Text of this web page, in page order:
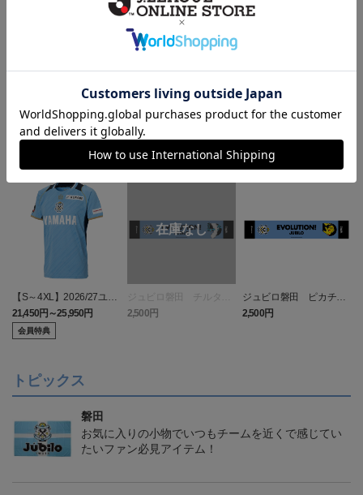
ヘルプページ
ランキング
【S～4XL】2026/27ユニ
フォーム オーセンティッ
クモデル:FP1st
21,450円～25,950円
会員特典
ジュビロ磐田 チルタリ
ス タオルマフラー
2,500円
NEW
ジュビロ磐田 ピカチュ
ウ タオルマフラー
2,500円
トピックス
磐田
お気に入りの小物でいつもチームを近くで感じてい
たいファン必見アイテム！